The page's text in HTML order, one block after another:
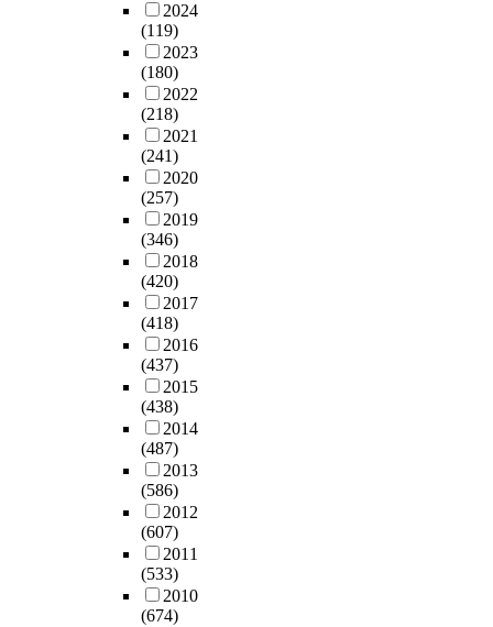
2024
(119)
2023
(180)
2022
(218)
2021
(241)
2020
(257)
2019
(346)
2018
(420)
2017
(418)
2016
(437)
2015
(438)
2014
(487)
2013
(586)
2012
(607)
2011
(533)
2010
(674)